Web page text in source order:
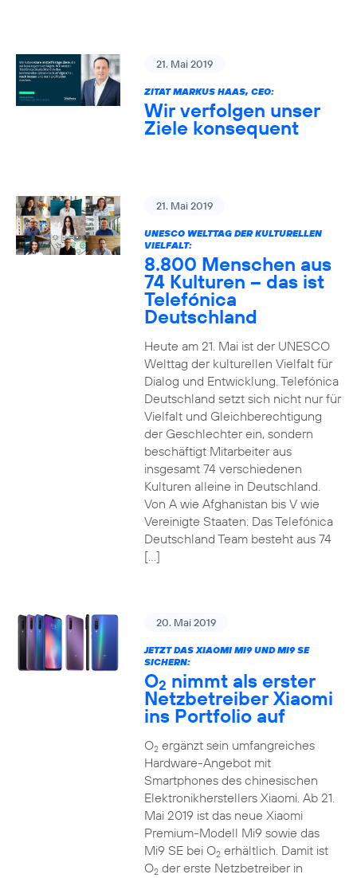
21. Mai 2019
ZITAT MARKUS HAAS, CEO:
Wir verfolgen unser
Ziele konsequent
21. Mai 2019
UNESCO WELTTAG DER KULTURELLEN
VIELFALT:
8.800 Menschen aus
74 Kulturen – das ist
Telefónica
Deutschland
Heute am 21. Mai ist der UNESCO
Welttag der kulturellen Vielfalt für
Dialog und Entwicklung. Telefónica
Deutschland setzt sich nicht nur für
Vielfalt und Gleichberechtigung
der Geschlechter ein, sondern
beschäftigt Mitarbeiter aus
insgesamt 74 verschiedenen
Kulturen alleine in Deutschland.
Von A wie Afghanistan bis V wie
Vereinigte Staaten: Das Telefónica
Deutschland Team besteht aus 74
[…]
20. Mai 2019
JETZT DAS XIAOMI MI9 UND MI9 SE
SICHERN:
O2 nimmt als erster
Netzbetreiber Xiaomi
ins Portfolio auf
O2ergänzt sein umfangreiches
Hardware-Angebot mit
Smartphones des chinesischen
Elektronikherstellers Xiaomi. Ab 21.
Mai 2019 ist das neue Xiaomi
Premium-Modell Mi9 sowie das
Mi9 SE bei O2erhältlich. Damit ist
O2der erste Netzbetreiber in